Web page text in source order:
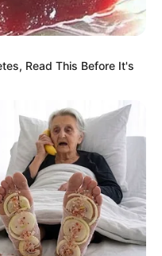
Read This Before It's